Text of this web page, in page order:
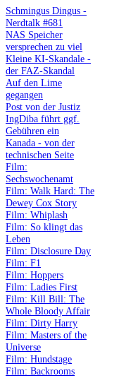
Schmingus Dingus -
Nerdtalk #681
NAS Speicher
versprechen zu viel
Kleine KI-Skandale -
der FAZ-Skandal
Auf den Lime
gegangen
Post von der Justiz
IngDiba führt ggf.
Gebühren ein
Kanada - von der
technischen Seite
Film:
Sechswochenamt
Film: Walk Hard: The
Dewey Cox Story
Film: Whiplash
Film: So klingt das
Leben
Film: Disclosure Day
Film: F1
Film: Hoppers
Film: Ladies First
Film: Kill Bill: The
Whole Bloody Affair
Film: Dirty Harry
Film: Masters of the
Universe
Film: Hundstage
Film: Backrooms